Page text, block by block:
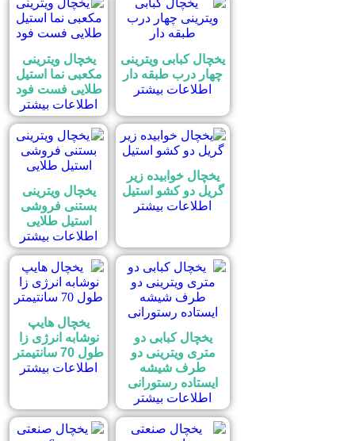
یخچال کبابی ویترینی
چهار درب طبقه دار
اطلاعات بیشتر
یخچال ویترینی
مکعبی نما استیل
طلایی فست فود
اطلاعات بیشتر
یخچال خوابیده زیر
گریل دو کشو استیل
اطلاعات بیشتر
یخچال ویترینی
بستنی فروشی
استیل طلایی
اطلاعات بیشتر
یخچال کبابی دو
متری ویترینی دو
طرف شیشه
ایستاده رستورانی
اطلاعات بیشتر
یخچال هایپ
نوشابه انرژی زا
طول 70 سانتیمتر
اطلاعات بیشتر